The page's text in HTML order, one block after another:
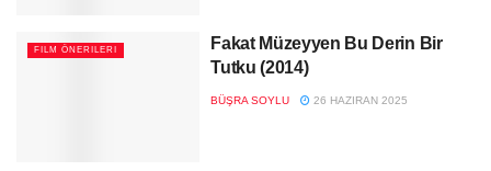
FILM ÖNERILERI
Fakat Müzeyyen Bu Derin Bir
Tutku (2014)
BÜŞRA SOYLU 26 HAZIRAN 2025